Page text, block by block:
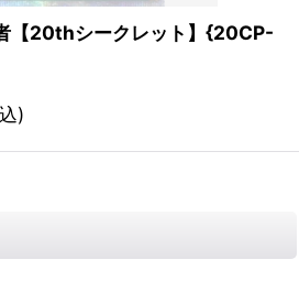
【20thシークレット】{20CP-
)